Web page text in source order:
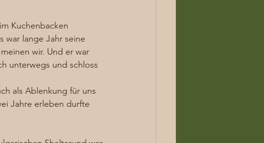
Kuchenbacken
war lange Jahr seine
wir. Und er war
unterwegs und schloss
als Ablenkung für uns
Jahre erleben durfte